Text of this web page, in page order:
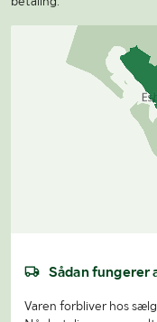
Sådan fungerer
Varen forbliver hos